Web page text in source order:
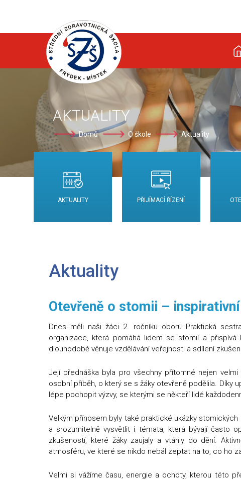
AKTUALITY
Domů O škole Aktuality
AKTUALITY PŘIJÍMACÍ ŘÍZENÍ
Aktuality
Otevřeně o stomii –
Dnes měli naši žáci 2. ročníku oboru Praktická
organizace, která pomáhá lidem se stomií a
dlouhodobě věnuje vzdělávání veřejnosti a sdílení
Její přednáška byla pro všechny přítomné nejen
osobní příběh, o který se s žáky otevřeně podělila. Díky
lépe pochopit výzvy, se kterými se někteří lidé
Velkým přínosem byly také praktické ukázky
a srozumitelně vysvětlit i témata, která bývají často
zkušeností, které žáky zaujaly a vtáhly do dění.
atmosféru, ve které se nikdo nebál zeptat na to, co ho
Velmi si vážíme času, energie a ochoty, kterou této